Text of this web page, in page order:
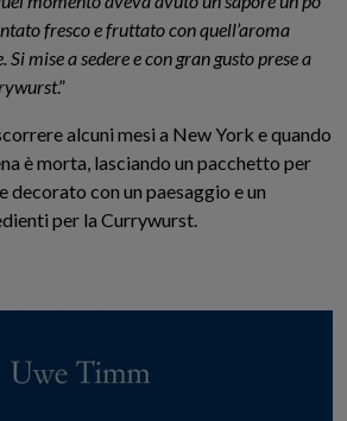
fresco e fruttato con quell’aroma
mise a sedere e con gran gusto prese a
.”
alcuni mesi a New York e quando
è morta, lasciando un pacchetto per
decorato con un paesaggio e un
per la Currywurst.